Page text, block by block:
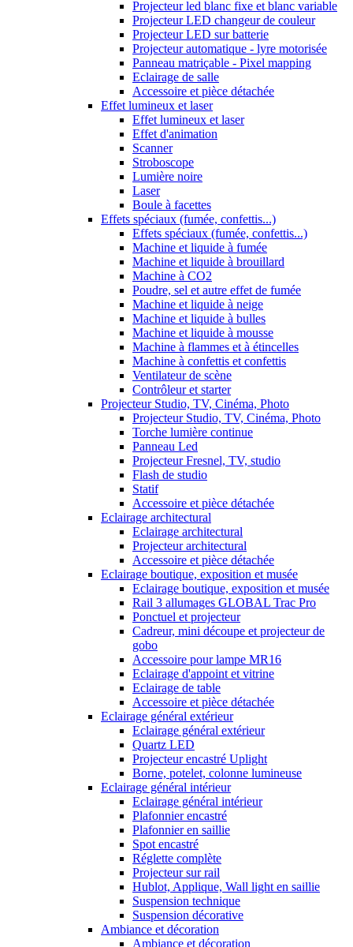
Projecteur led blanc fixe et blanc variable
Projecteur LED changeur de couleur
Projecteur LED sur batterie
Projecteur automatique - lyre motorisée
Panneau matriçable - Pixel mapping
Eclairage de salle
Accessoire et pièce détachée
Effet lumineux et laser
Effet lumineux et laser
Effet d'animation
Scanner
Stroboscope
Lumière noire
Laser
Boule à facettes
Effets spéciaux (fumée, confettis...)
Effets spéciaux (fumée, confettis...)
Machine et liquide à fumée
Machine et liquide à brouillard
Machine à CO2
Poudre, sel et autre effet de fumée
Machine et liquide à neige
Machine et liquide à bulles
Machine et liquide à mousse
Machine à flammes et à étincelles
Machine à confettis et confettis
Ventilateur de scène
Contrôleur et starter
Projecteur Studio, TV, Cinéma, Photo
Projecteur Studio, TV, Cinéma, Photo
Torche lumière continue
Panneau Led
Projecteur Fresnel, TV, studio
Flash de studio
Statif
Accessoire et pièce détachée
Eclairage architectural
Eclairage architectural
Projecteur architectural
Accessoire et pièce détachée
Eclairage boutique, exposition et musée
Eclairage boutique, exposition et musée
Rail 3 allumages GLOBAL Trac Pro
Ponctuel et projecteur
Cadreur, mini découpe et projecteur de
gobo
Accessoire pour lampe MR16
Eclairage d'appoint et vitrine
Eclairage de table
Accessoire et pièce détachée
Eclairage général extérieur
Eclairage général extérieur
Quartz LED
Projecteur encastré Uplight
Borne, potelet, colonne lumineuse
Eclairage général intérieur
Eclairage général intérieur
Plafonnier encastré
Plafonnier en saillie
Spot encastré
Réglette complète
Projecteur sur rail
Hublot, Applique, Wall light en saillie
Suspension technique
Suspension décorative
Ambiance et décoration
Ambiance et décoration